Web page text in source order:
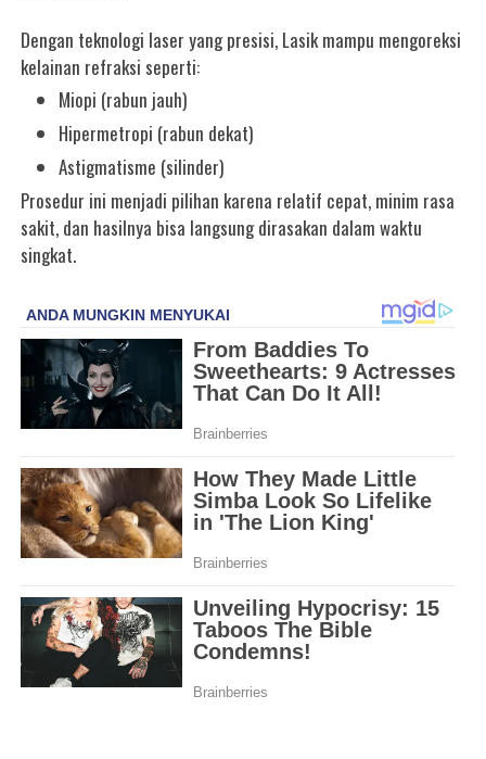
Dengan teknologi laser yang presisi, Lasik mampu mengoreksi
kelainan refraksi seperti:
Miopi (rabun jauh)
Hipermetropi (rabun dekat)
Astigmatisme (silinder)
Prosedur ini menjadi pilihan karena relatif cepat, minim rasa
sakit, dan hasilnya bisa langsung dirasakan dalam waktu
singkat.